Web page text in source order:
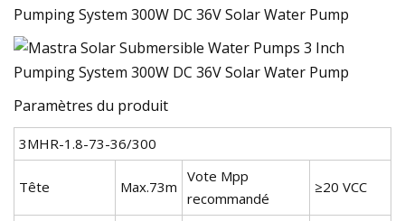
Paramètres du produit
3MHR-1.8-73-36/300
Tête Max.73m
Vote Mpp
recommandé
≥20 VCC